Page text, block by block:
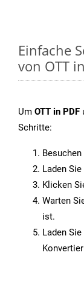
Einfache
von OTT
Um OTT in PDF
Schritte:
Laden
Klicken
Warten
ist.
Laden